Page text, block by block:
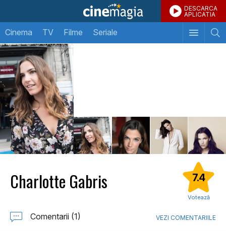
DESCARCA
APLICATIA
Cinema TV Filme Seriale
Charlotte Gabris 7.4
Votează
Comentarii (1) VEZI COMENTARIILE